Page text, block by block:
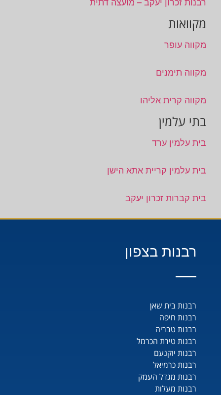
רבנות זכרון יעקב – מועצה דתית
מקוואות
מקווה עופר
מקווה תימנים
מקווה קרית אליהו
בתי עלמין
בית עלמין ערד
בית עלמין קריית אתא הישן
בית קברות זכרון יעקב
רבנות בצפון
רבנות בית שאן
רבנות חיפה
רבנות טבריה
רבנות טירת הכרמל
רבנות יוקנעם
רבנות כרמיאל
רבנות מגדל העמק
רבנות מעלות